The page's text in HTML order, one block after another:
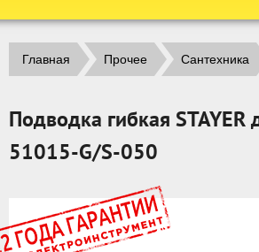
Главная Прочее Сантехника
Подводка гибкая
51015-G/S-050